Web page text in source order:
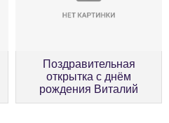
Поздравительная
открытка с днём
рождения Виталий